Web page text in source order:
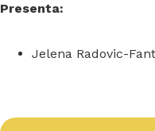
Presenta:
Jelena Radovic-